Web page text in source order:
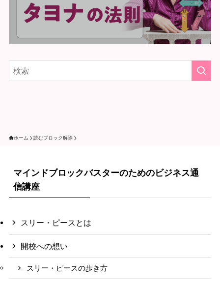
ホーム 読むブロック解除
マインドブロックバスターのためのビジネス通
信講座
スリー・ピースとは
開校への想い
スリー・ピースの歩き方